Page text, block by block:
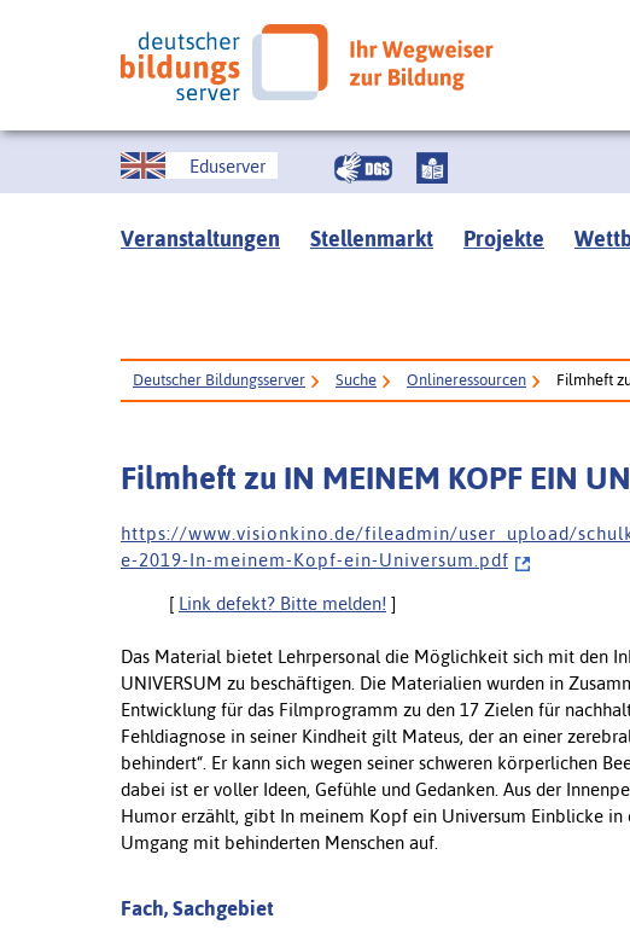
Eduserver
Veranstaltungen Stellenmarkt Projekte
Deutscher Bildungsserver Suche Onlineressourcen Filmheft
Filmheft zu IN MEINEM KOPF EIN
h t t p s : / / w w w . v i s i o n k i n o . d e / f i l e a d m i n / u s e r _ u p l o a d / s c h
e - 2 0 1 9 - I n - m e i n e m - K o p f - e i n - U n i v e r s u m . p d f
[ Link defekt? Bitte melden! ]
Das Material bietet Lehrpersonal die Möglichkeit sich mit den
UNIVERSUM zu beschäftigen. Die Materialien wurden in
Entwicklung für das Filmprogramm zu den 17 Zielen für
Fehldiagnose in seiner Kindheit gilt Mateus, der an einer
behindert“. Er kann sich wegen seiner schweren körperlichen
dabei ist er voller Ideen, Gefühle und Gedanken. Aus der
Humor erzählt, gibt In meinem Kopf ein Universum Einblicke in
Umgang mit behinderten Menschen auf.
Fach, Sachgebiet